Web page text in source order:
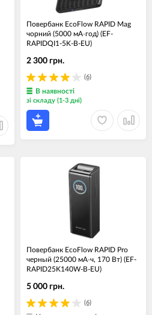
Повербанк EcoFlow RAPID Mag
чорний (5000 мА·год) (EF-
RAPIDQI1-5K-B-EU)
(6)
2 300 грн.
В наявності
зі складу (1-3 дні)
Повербанк EcoFlow RAPID Pro
черный (25000 мА·ч, 170 Вт) (EF-
RAPID25K140W-B-EU)
(6)
5 000 грн.